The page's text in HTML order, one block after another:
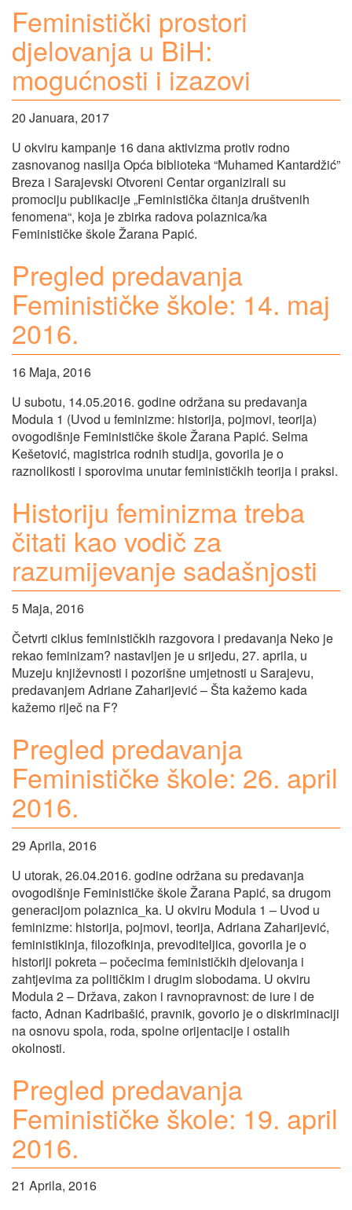
Feministički prostori
djelovanja u BiH:
mogućnosti i izazovi
20 Januara, 2017
U okviru kampanje 16 dana aktivizma protiv rodno
zasnovanog nasilja Opća biblioteka “Muhamed Kantardžić”
Breza i Sarajevski Otvoreni Centar organizirali su
promociju publikacije „Feministička čitanja društvenih
fenomena“, koja je zbirka radova polaznica/ka
Feminističke škole Žarana Papić.
Pregled predavanja
Feminističke škole: 14. maj
2016.
16 Maja, 2016
U subotu, 14.05.2016. godine održana su predavanja
Modula 1 (Uvod u feminizme: historija, pojmovi, teorija)
ovogodišnje Feminističke škole Žarana Papić. Selma
Kešetović, magistrica rodnih studija, govorila je o
raznolikosti i sporovima unutar feminističkih teorija i praksi.
Historiju feminizma treba
čitati kao vodič za
razumijevanje sadašnjosti
5 Maja, 2016
Četvrti ciklus feminističkih razgovora i predavanja Neko je
rekao feminizam? nastavljen je u srijedu, 27. aprila, u
Muzeju književnosti i pozorišne umjetnosti u Sarajevu,
predavanjem Adriane Zaharijević – Šta kažemo kada
kažemo riječ na F?
Pregled predavanja
Feminističke škole: 26. april
2016.
29 Aprila, 2016
U utorak, 26.04.2016. godine održana su predavanja
ovogodišnje Feminističke škole Žarana Papić, sa drugom
generacijom polaznica_ka. U okviru Modula 1 – Uvod u
feminizme: historija, pojmovi, teorija, Adriana Zaharijević,
feministikinja, filozofkinja, prevoditeljica, govorila je o
historiji pokreta – počecima feminističkih djelovanja i
zahtjevima za političkim i drugim slobodama. U okviru
Modula 2 – Država, zakon i ravnopravnost: de iure i de
facto, Adnan Kadribašić, pravnik, govorio je o diskriminaciji
na osnovu spola, roda, spolne orijentacije i ostalih
okolnosti.
Pregled predavanja
Feminističke škole: 19. april
2016.
21 Aprila, 2016